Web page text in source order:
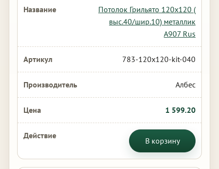
Потолок Грильято 120х120 (
выс.40/шир.10) металлик
А907 Rus
783-120x120-kit-040
Албес
1 599.20
В корзину